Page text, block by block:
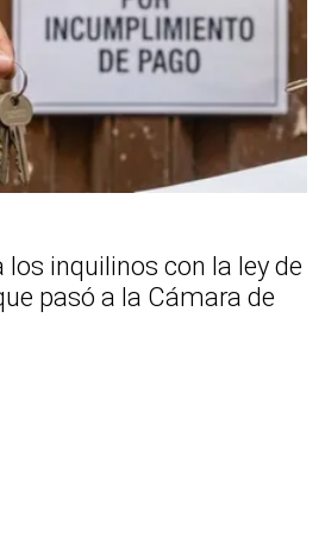
los inquilinos con la ley de
pasó a la Cámara de